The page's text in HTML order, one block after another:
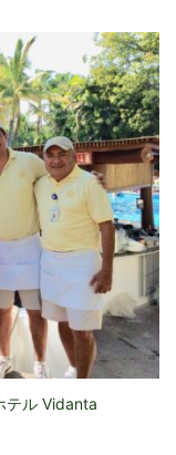
テル Vidanta